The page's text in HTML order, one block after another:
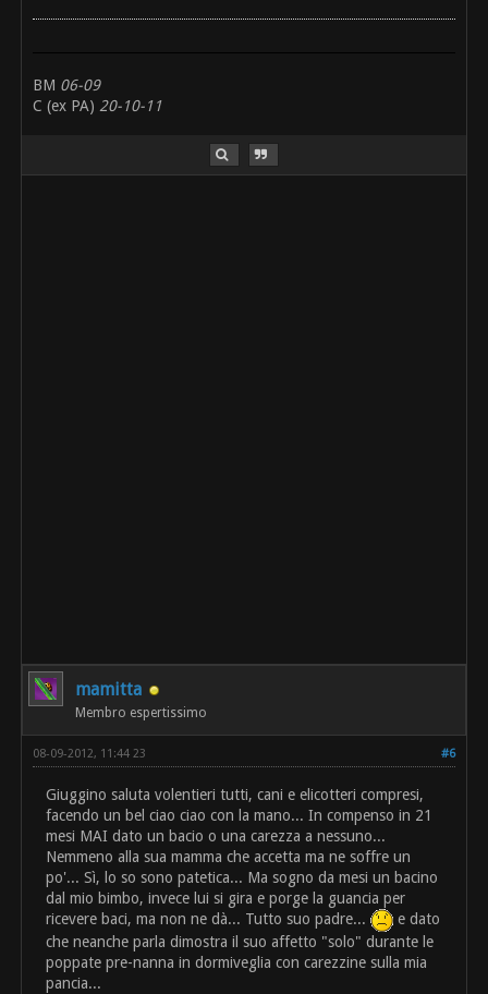
BM 06-09
C (ex PA)20-10-11
mamitta
Membro espertissimo
#6
08-09-2012, 11:44 23
Giuggino saluta volentieri tutti, cani e elicotteri compresi,
facendo un bel ciao ciao con la mano... In compenso in 21
mesi MAI dato un bacio o una carezza a nessuno...
Nemmeno alla sua mamma che accetta ma ne soffre un
po'... Sì, lo so sono patetica... Ma sogno da mesi un bacino
dal mio bimbo, invece lui si gira e porge la guancia per
ricevere baci, ma non ne dà... Tutto suo padre...
e dato
che neanche parla dimostra il suo affetto "solo" durante le
poppate pre-nanna in dormiveglia con carezzine sulla mia
pancia...